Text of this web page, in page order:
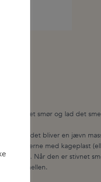
tilsæt smør og lad det
så det bliver en jævn
siderne med kageplast
sat sig. Når den er stivnet
karamellen.